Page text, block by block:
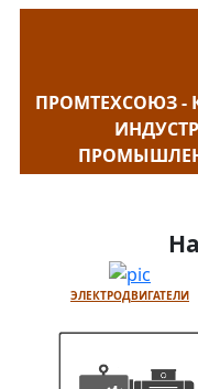
ПРОМТЕХСОЮЗ -
ЭЛЕКТРОДВИГАТЕЛИ